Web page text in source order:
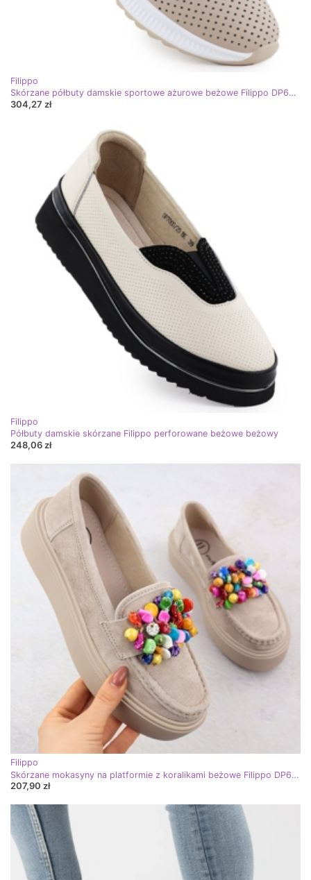
Filippo
Skórzane półbuty damskie sportowe ażurowe beżowe Filippo DP6022 beżowy
304,27 zł
Filippo
Półbuty damskie skórzane Filippo perforowane beżowe beżowy
248,06 zł
Filippo
Skórzane mokasyny na platformie z koralikami beżowe Filippo DP6765 beżowy
207,90 zł